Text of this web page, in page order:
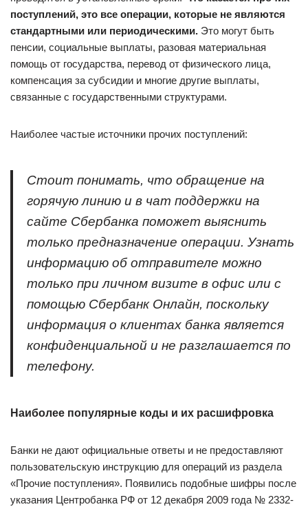
поступлений, это все операции, которые не являются
стандартными или периодическими. Это могут быть
пенсии, социальные выплаты, разовая материальная
помощь от государства, перевод от физического лица,
компенсация за субсидии и многие другие выплаты,
связанные с государственными структурами.
Наиболее частые источники прочих поступлений:
Стоит понимать, что обращение на
горячую линию и в чат поддержки на
сайте Сбербанка поможет выяснить
только предназначение операции. Узнать
информацию об отправителе можно
только при личном визите в офис или с
помощью Сбербанк Онлайн, поскольку
информация о клиентах банка является
конфиденциальной и не разглашается по
телефону.
Наиболее популярные коды и их расшифровка
Банки не дают официальные ответы и не предоставляют
пользовательскую инструкцию для операций из раздела
«Прочие поступления». Появились подобные шифры после
указания Центробанка РФ от 12 декабря 2009 года № 2332-